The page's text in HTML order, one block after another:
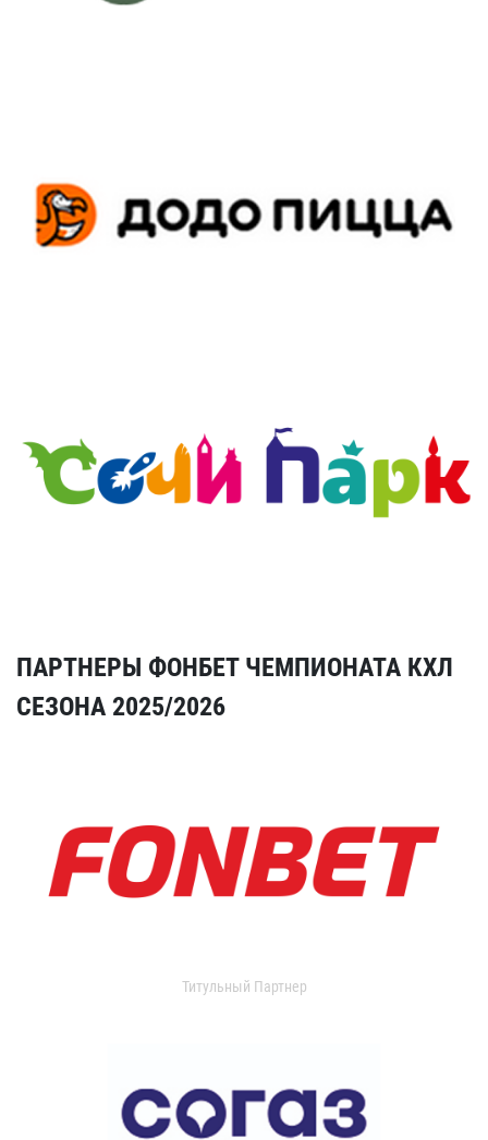
ПАРТНЕРЫ ФОНБЕТ ЧЕМПИОНАТА КХЛ
СЕЗОНА 2025/2026
Титульный Партнер